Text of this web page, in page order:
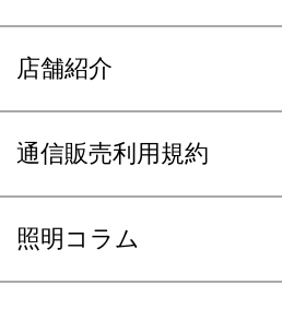
店舗紹介
通信販売利用規約
照明コラム